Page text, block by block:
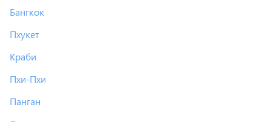
Бангкок
Пхукет
Краби
Пхи-Пхи
Панган